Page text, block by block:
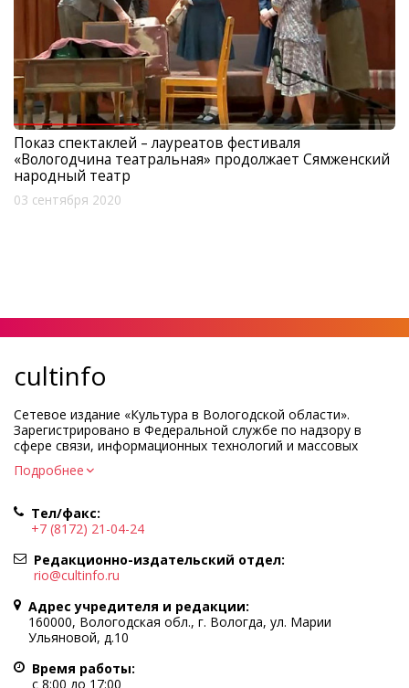
Показ спектаклей – лауреатов фестиваля
«Вологодчина театральная» продолжает Сямженский
народный театр
03 сентября 2020
cultinfo
Сетевое издание «Культура в Вологодской области».
Зарегистрировано в Федеральной службе по надзору в
сфере связи, информационных технологий и массовых
коммуникаций.
Регистрационный номер и дата принятия решения о
Учредитель КУ ВО «Информационно-аналитический центр
культуры»
Адрес учредителя и редакции: 160000, Вологодская обл., г.
Вологда, ул. Марии Ульяновой, д.10
Главный редактор — Легчанова Елена Григорьевна
Политика в отношении обработки персональных данных
При полном или частичном использовании информации
портала гиперссылка на cultinfo.ru обязательна.
Редакция не несет ответственности за достоверность
Подробнее
Тел/факс:
+7 (8172) 21-04-24
Редакционно-издательский отдел:
rio@cultinfo.ru
Адрес учредителя и редакции:
160000, Вологодская обл., г. Вологда, ул. Марии
Ульяновой, д.10
Время работы:
с 8:00 до 17:00